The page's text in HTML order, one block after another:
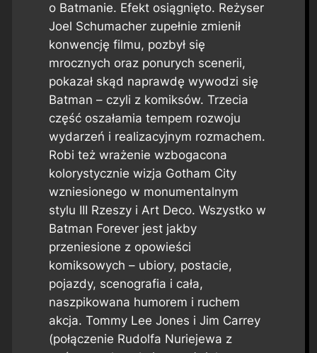
o Batmanie. Efekt osiągnięto. Reżyser
Joel Schumacher zupełnie zmienił
konwencję filmu, pozbył się
mrocznych oraz ponurych scenerii,
pokazał skąd naprawdę wywodzi się
Batman – czyli z komiksów. Trzecia
część oszałamia tempem rozwoju
wydarzeń i realizacyjnym rozmachem.
Robi też wrażenie wzbogacona
kolorystycznie wizja Gotham City
wzniesionego w monumentalnym
stylu III Rzeszy i Art Deco. Wszystko w
Batman Foreverjest jakby
przeniesione z opowieści
komiksowych – ubiory, postacie,
pojazdy, scenografia i cała,
naszpikowana humorem i ruchem
akcja. Tommy Lee Jones i Jim Carrey
(połączenie Rudolfa Nuriejewa z